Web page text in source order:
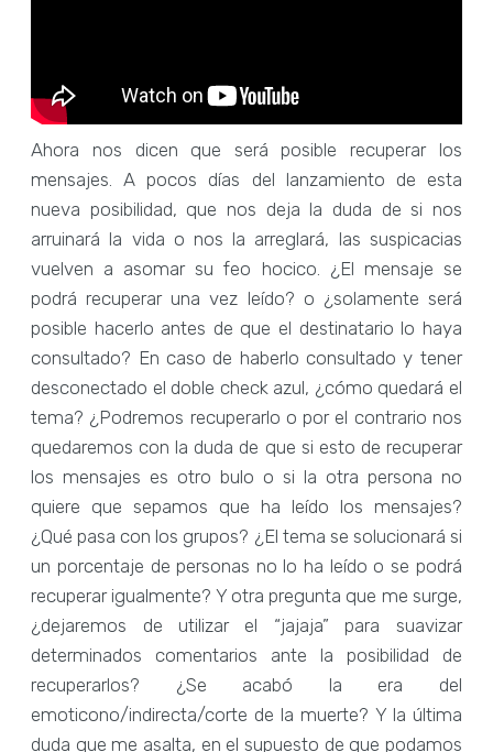
Ahora nos dicen que será posible recuperar los
mensajes. A pocos días del lanzamiento de esta
nueva posibilidad, que nos deja la duda de si nos
arruinará la vida o nos la arreglará, las suspicacias
vuelven a asomar su feo hocico. ¿El mensaje se
podrá recuperar una vez leído? o ¿solamente será
posible hacerlo antes de que el destinatario lo haya
consultado? En caso de haberlo consultado y tener
desconectado el doble check azul, ¿cómo quedará el
tema? ¿Podremos recuperarlo o por el contrario nos
quedaremos con la duda de que si esto de recuperar
los mensajes es otro bulo o si la otra persona no
quiere que sepamos que ha leído los mensajes?
¿Qué pasa con los grupos? ¿El tema se solucionará si
un porcentaje de personas no lo ha leído o se podrá
recuperar igualmente? Y otra pregunta que me surge,
¿dejaremos de utilizar el “jajaja” para suavizar
determinados comentarios ante la posibilidad de
recuperarlos? ¿Se acabó la era del
emoticono/indirecta/corte de la muerte? Y la última
duda que me asalta, en el supuesto de que podamos